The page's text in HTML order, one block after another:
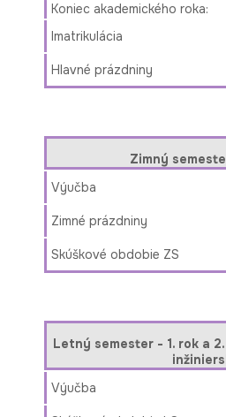
Koniec akademického roka:
Imatrikulácia
Hlavné prázdniny
Zimný
Výučba
Zimné prázdniny
Skúškové obdobie ZS
Letný semester - 1. rok a
Výučba